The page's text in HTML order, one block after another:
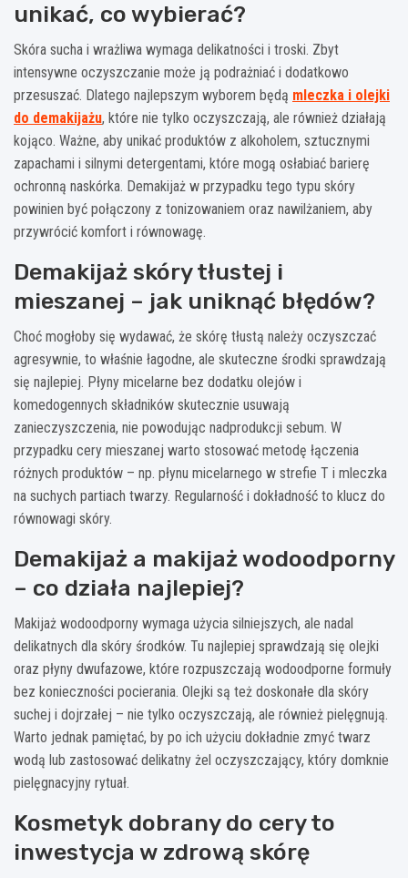
unikać, co wybierać?
Skóra sucha i wrażliwa wymaga delikatności i troski. Zbyt
intensywne oczyszczanie może ją podrażniać i dodatkowo
przesuszać. Dlatego najlepszym wyborem będą mleczka i olejki
do demakijażu, które nie tylko oczyszczają, ale również działają
kojąco. Ważne, aby unikać produktów z alkoholem, sztucznymi
zapachami i silnymi detergentami, które mogą osłabiać barierę
ochronną naskórka. Demakijaż w przypadku tego typu skóry
powinien być połączony z tonizowaniem oraz nawilżaniem, aby
przywrócić komfort i równowagę.
Demakijaż skóry tłustej i
mieszanej – jak uniknąć błędów?
Choć mogłoby się wydawać, że skórę tłustą należy oczyszczać
agresywnie, to właśnie łagodne, ale skuteczne środki sprawdzają
się najlepiej. Płyny micelarne bez dodatku olejów i
komedogennych składników skutecznie usuwają
zanieczyszczenia, nie powodując nadprodukcji sebum. W
przypadku cery mieszanej warto stosować metodę łączenia
różnych produktów – np. płynu micelarnego w strefie T i mleczka
na suchych partiach twarzy. Regularność i dokładność to klucz do
równowagi skóry.
Demakijaż a makijaż wodoodporny
– co działa najlepiej?
Makijaż wodoodporny wymaga użycia silniejszych, ale nadal
delikatnych dla skóry środków. Tu najlepiej sprawdzają się olejki
oraz płyny dwufazowe, które rozpuszczają wodoodporne formuły
bez konieczności pocierania. Olejki są też doskonałe dla skóry
suchej i dojrzałej – nie tylko oczyszczają, ale również pielęgnują.
Warto jednak pamiętać, by po ich użyciu dokładnie zmyć twarz
wodą lub zastosować delikatny żel oczyszczający, który domknie
pielęgnacyjny rytuał.
Kosmetyk dobrany do cery to
inwestycja w zdrową skórę